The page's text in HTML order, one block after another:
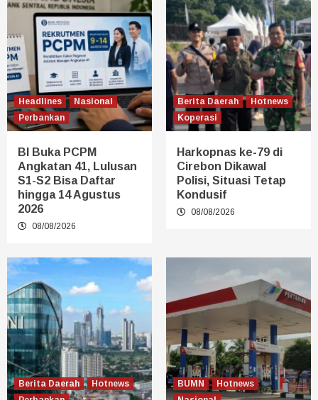
Headlines
Nasional
Perbankan
BI Buka PCPM
Angkatan 41, Lulusan
S1-S2 Bisa Daftar
hingga 14 Agustus
2026
08/08/2026
Berita Daerah
Hotnews
Koperasi
Harkopnas ke-79 di
Cirebon Dikawal
Polisi, Situasi Tetap
Kondusif
08/08/2026
Berita Daerah
Hotnews
BUMN
Hotnews